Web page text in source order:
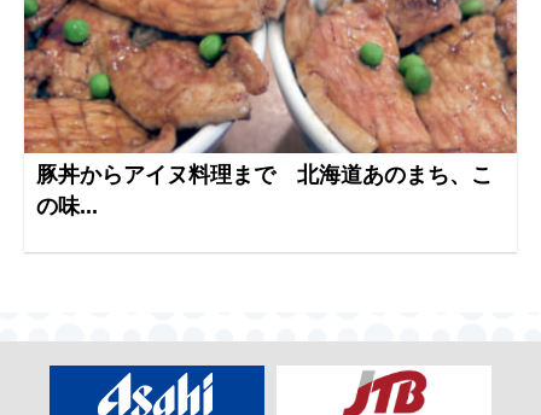
豚丼からアイヌ料理まで 北海道あのまち、こ
の味...